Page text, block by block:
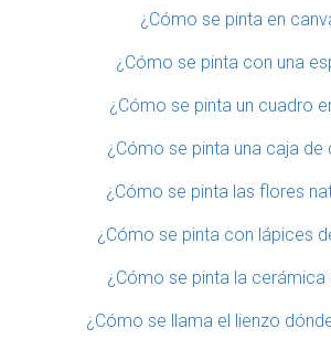
¿Cómo se pinta en
¿Cómo se pinta con una
¿Cómo se pinta un cuadro
¿Cómo se pinta una caja de
¿Cómo se pinta las flores
¿Cómo se pinta con lápices
¿Cómo se pinta la cerámica
¿Cómo se llama el lienzo